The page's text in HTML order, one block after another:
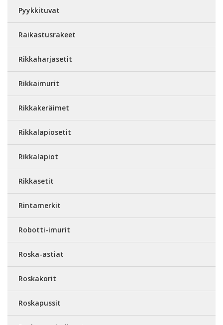
Pyykkituvat
Raikastusrakeet
Rikkaharjasetit
Rikkaimurit
Rikkakeräimet
Rikkalapiosetit
Rikkalapiot
Rikkasetit
Rintamerkit
Robotti-imurit
Roska-astiat
Roskakorit
Roskapussit